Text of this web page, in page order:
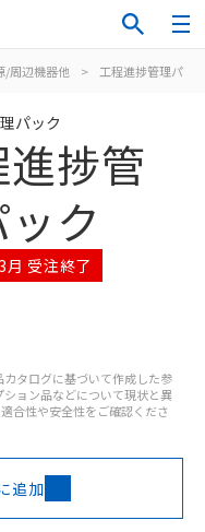
/周辺機器他 > 工程進捗管理パッ
パック
捗管
ク
月 受注終了
タログに基づいて作成した参
ョン品などについて現状と異
合性や安全性をご確認くださ
追加